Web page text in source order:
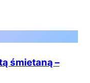
śmietaną –